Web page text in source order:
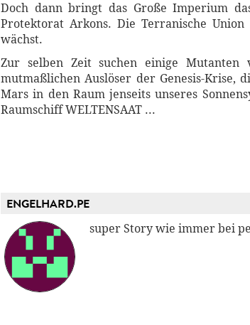
Doch dann bringt das Große Imperium
Protektorat Arkons. Die Terranische
wächst.
Zur selben Zeit suchen einige
mutmaßlichen Auslöser der Genesis-
Mars in den Raum jenseits unseres
Raumschiff WELTENSAAT ...
ENGELHARD.PE
super Story wie immer bei